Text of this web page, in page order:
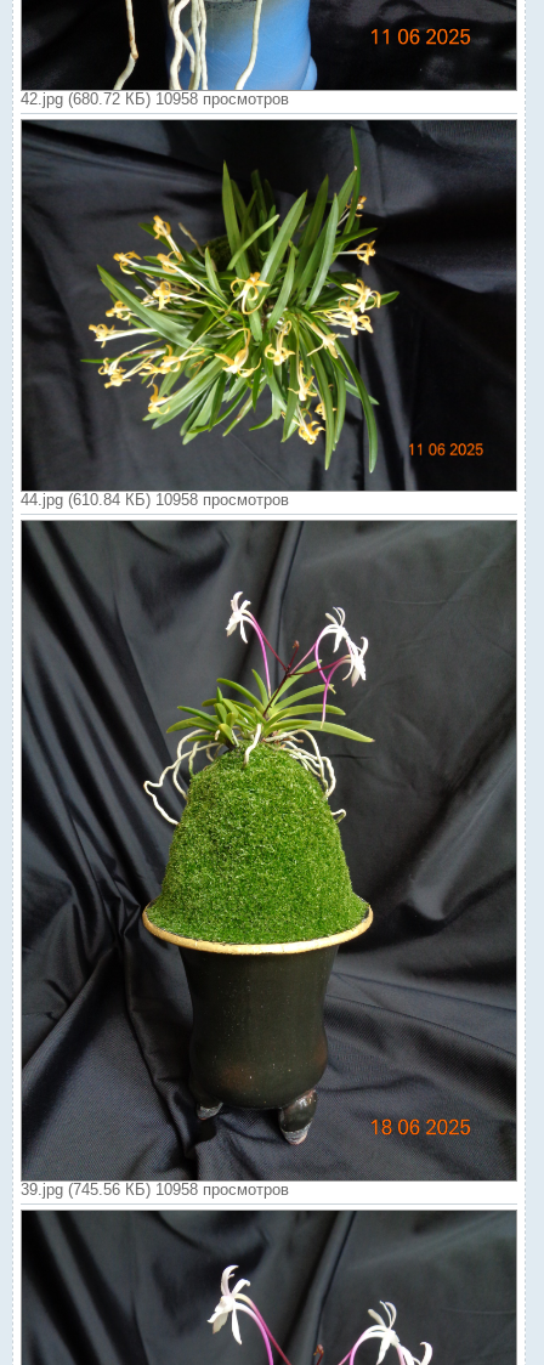
42.jpg (680.72 КБ) 10958 просмотров
44.jpg (610.84 КБ) 10958 просмотров
39.jpg (745.56 КБ) 10958 просмотров